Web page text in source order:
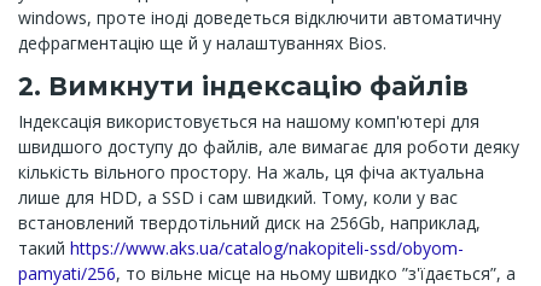
windows, проте іноді доведеться відключити автоматичну
дефрагментацію ще й у налаштуваннях Bios.
2. Вимкнути індексацію файлів
Індексація використовується на нашому комп'ютері для
швидшого доступу до файлів, але вимагає для роботи деяку
кількість вільного простору. На жаль, ця фіча актуальна
лише для HDD, а SSD і сам швидкий. Тому, коли у вас
встановлений твердотільний диск на 256Gb, наприклад,
такий https://www.aks.ua/catalog/nakopiteli-ssd/obyom-
pamyati/256, то вільне місце на ньому швидко ”з'їдається”, а